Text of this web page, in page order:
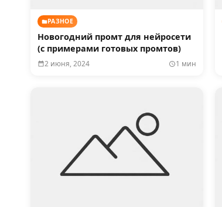
РАЗНОЕ
Новогодний промт для нейросети
(с примерами готовых промтов)
2 июня, 2024 1 мин